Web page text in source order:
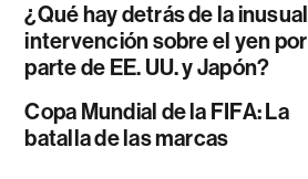
¿Qué hay detrás de la inusual
intervención sobre el yen por
parte de EE. UU. y Japón?
Copa Mundial de la FIFA: La
batalla de las marcas